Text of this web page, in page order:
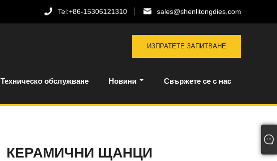
Tel:+86-15306121310 sales@shenlitongdies.com
ИЗПРАТЕТЕ ЗАПИТВАНЕ
Техническо обслужване Новини Свържете се с нас
КЕРАМИЧНИ ЩАНЦИ